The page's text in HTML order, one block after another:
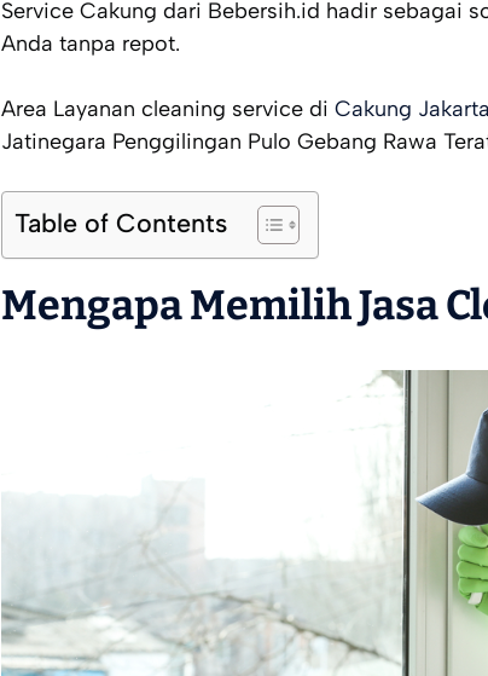
Service Cakung dari Bebersih.id hadir sebagai
Anda tanpa repot.
Area Layanan cleaning service di Cakung
Jatinegara Penggilingan Pulo Gebang Rawa
Table of Contents
Mengapa Memilih Jasa